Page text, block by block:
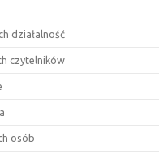
działalność
czytelników
osób